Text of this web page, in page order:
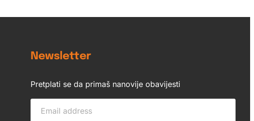
Newsletter
Pretplati se da primaš nanovije obavijesti